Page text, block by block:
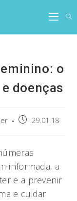
o
doenças
Post29.01.18
informada, a
e a prevenir
e cuidar